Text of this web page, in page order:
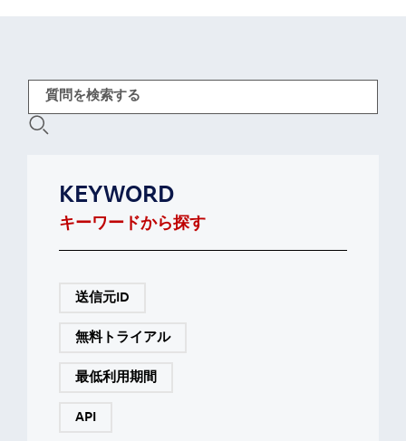
KEYWORD
キーワードから探す
送信元ID
無料トライアル
最低利用期間
API